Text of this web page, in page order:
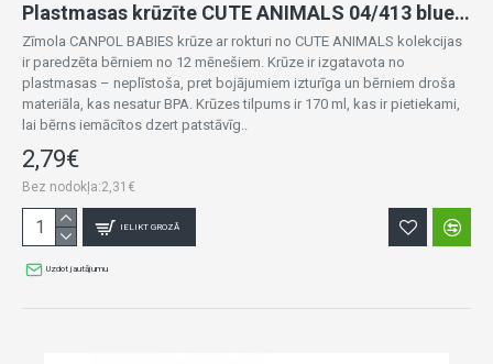
Plastmasas krūzīte CUTE ANIMALS 04/413 blue DOG
Zīmola CANPOL BABIES krūze ar rokturi no CUTE ANIMALS kolekcijas
ir paredzēta bērniem no 12 mēnešiem. Krūze ir izgatavota no
plastmasas – neplīstoša, pret bojājumiem izturīga un bērniem droša
materiāla, kas nesatur BPA. Krūzes tilpums ir 170 ml, kas ir pietiekami,
lai bērns iemācītos dzert patstāvīg..
2,79€
Bez nodokļa:2,31€
IELIKT GROZĀ
Uzdot jautājumu